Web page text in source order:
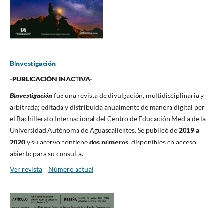
BInvestigación
-PUBLICACIÓN INACTIVA-
BInvestigaciónfue una revista de divulgación, multidisciplinaria y
arbitrada; editada y distribuida anualmente de manera digital por
el Bachillerato Internacional del Centro de Educación Media de la
Universidad Autónoma de Aguascalientes. Se publicó de2019 a
2020y su acervo contienedos números, disponibles en acceso
abierto para su consulta.
Ver revista
Número actual